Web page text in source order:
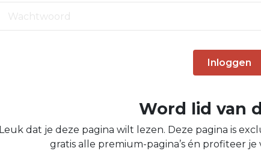
Inloggen
Word lid van
Leuk dat je deze pagina wilt lezen. Deze pagina is
gratis alle premium-pagina’s én profiteer